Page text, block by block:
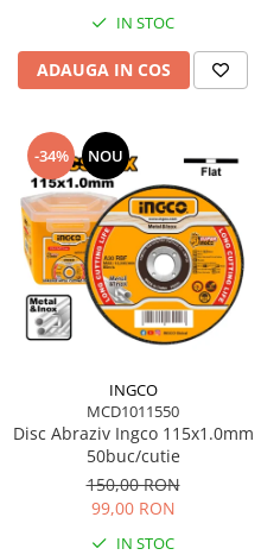
Scule manuale
Aparate de Tăiat Gresie
Ciocan
Clești
Dălți pentru Lemn
Menghine
Scule pentru Gresie și Sticlă
Scule pentru grădină
Suflantă frunze
Suporturi laptop
Tirbușoane și deschizătoare de
Trimmere
Trusă tubulare
IN STOC
ADAUGA IN COS
-34% NOU
INGCO
MCD1011550
Disc Abraziv Ingco 115x1.0mm
50buc/cutie
150,00 RON
99,00 RON
IN STOC